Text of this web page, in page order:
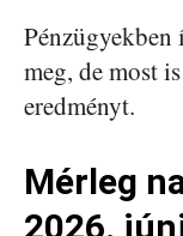
Pénzügyekben
meg, de most
eredményt.
Mérleg
2026.